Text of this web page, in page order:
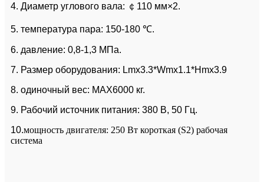
4. Диаметр углового вала: ￠110 мм×2.
5. температура пара: 150-180 ℃.
6. давление: 0,8-1,3 МПа.
7. Размер оборудования: Lmx3.3*Wmx1.1*Hmx3.9
8. одиночный вес: MAX6000 кг.
9. Рабочий источник питания: 380 В, 50 Гц.
10.мощность двигателя: 250 Вт короткая (S2) рабочая
система